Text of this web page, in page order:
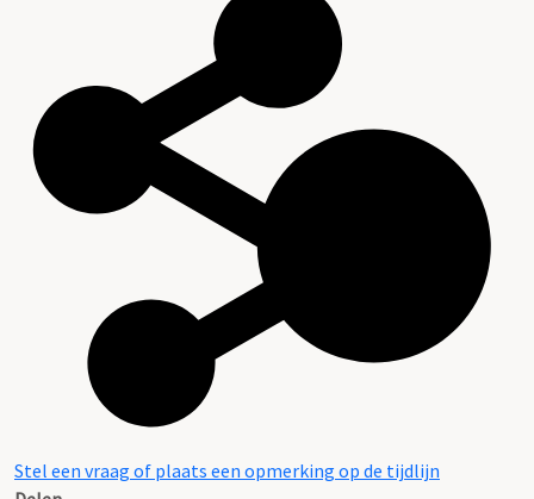
Stel een vraag of plaats een opmerking op de tijdlijn